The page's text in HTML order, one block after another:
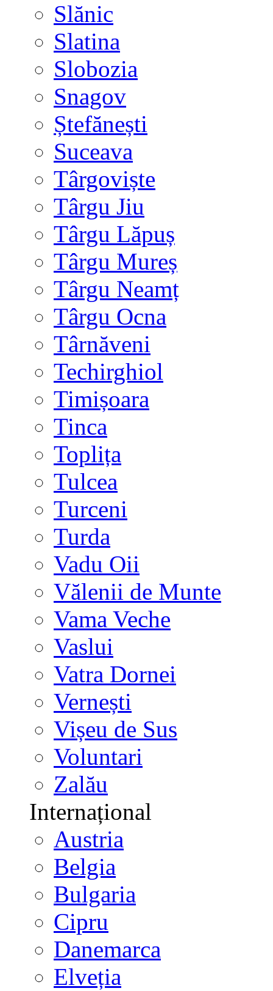
Slănic
Slatina
Slobozia
Snagov
Ștefănești
Suceava
Târgoviște
Târgu Jiu
Târgu Lăpuș
Târgu Mureș
Târgu Neamț
Târgu Ocna
Târnăveni
Techirghiol
Timișoara
Tinca
Toplița
Tulcea
Turceni
Turda
Vadu Oii
Vălenii de Munte
Vama Veche
Vaslui
Vatra Dornei
Vernești
Vișeu de Sus
Voluntari
Zalău
Internațional
Austria
Belgia
Bulgaria
Cipru
Danemarca
Elveția